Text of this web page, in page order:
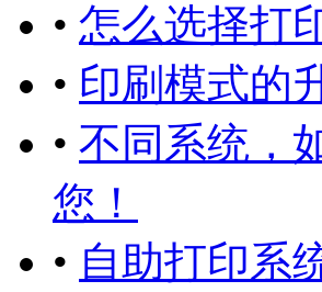
• 怎么选择打
• 印刷模式的
• 不同系统，
您！
• 自助打印系